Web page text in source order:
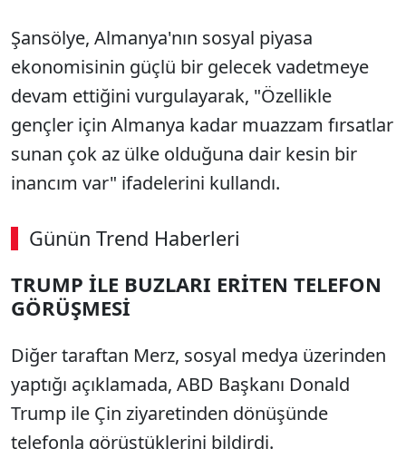
Şansölye, Almanya'nın sosyal piyasa
ekonomisinin güçlü bir gelecek vadetmeye
devam ettiğini vurgulayarak, "Özellikle
gençler için Almanya kadar muazzam fırsatlar
sunan çok az ülke olduğuna dair kesin bir
inancım var" ifadelerini kullandı.
Günün Trend Haberleri
00:02 / 02:14
Sesi Aç
TRUMP İLE BUZLARI ERİTEN TELEFON
GÖRÜŞMESİ
Diğer taraftan Merz, sosyal medya üzerinden
yaptığı açıklamada, ABD Başkanı Donald
Trump ile Çin ziyaretinden dönüşünde
telefonla görüştüklerini bildirdi.